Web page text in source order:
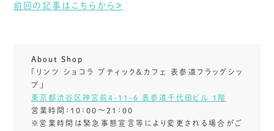
前回の記事はこちらから ＞
About Shop
「リンツ ショコラ ブティック＆カフェ 表参道フラッグシッ
プ」
東京都渋谷区神宮前4-11-6 表参道千代田ビル １階
営業時間：10：00～21：00
※営業時間は緊急事態宣言等により変更される場合がご